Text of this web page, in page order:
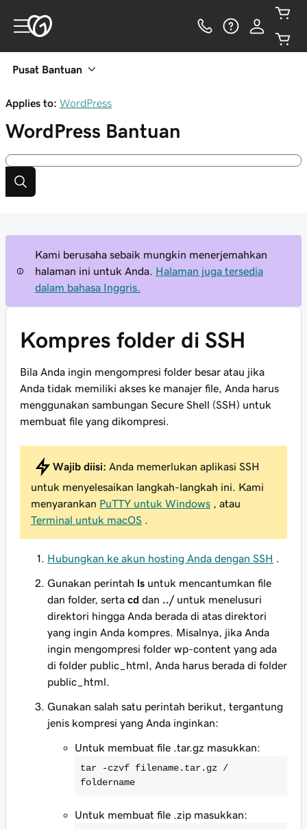
Pusat Bantuan
Applies to: WordPress
WordPress Bantuan
Kami berusaha sebaik mungkin menerjemahkan
halaman ini untuk Anda.
Halaman juga tersedia
dalam bahasa Inggris.
Kompres folder di SSH
Bila Anda ingin mengompresi folder besar atau jika
Anda tidak memiliki akses ke manajer file, Anda harus
menggunakan sambungan Secure Shell (SSH) untuk
membuat file yang dikompresi.
Wajib diisi: Anda memerlukan aplikasi SSH
untuk menyelesaikan langkah-langkah ini. Kami
menyarankan PuTTY untuk Windows , atau
Terminal untuk macOS
Hubungkan ke akun hosting Anda dengan SSH
Gunakan perintah ls untuk mencantumkan file
dan folder, serta cd dan ../untuk menelusuri
direktori hingga Anda berada di atas direktori
yang ingin Anda kompres. Misalnya, jika Anda
ingin mengompresi folder wp-content yang ada
di folder public_html, Anda harus berada di folder
public_html.
Gunakan salah satu perintah berikut, tergantung
jenis kompresi yang Anda inginkan:
Untuk membuat file .tar.gz masukkan:
tar -czvf filename.tar.gz /
foldername
Untuk membuat file .zip masukkan: